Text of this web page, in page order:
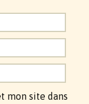
mon site dans